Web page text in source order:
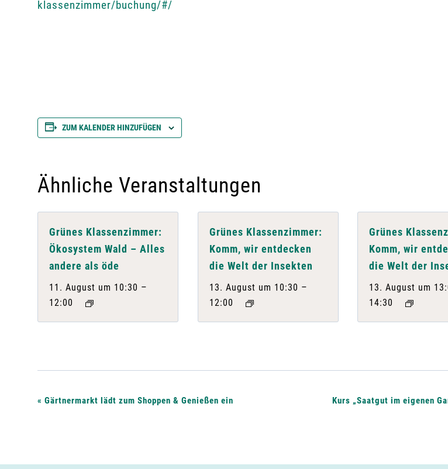
klassenzimmer/buchung/#/
ZUM KALENDER HINZUFÜGEN
Ähnliche Veranstaltungen
Grünes Klassenzimmer:
Ökosystem Wald – Alles
andere als öde
11. August um 10:30 –
12:00
Grünes Klassenzimmer:
Komm, wir entdecken
die Welt der Insekten
13. August um 10:30 –
12:00
Grünes
Komm, wir
die Welt der
13. August um
14:30
V
« Gärtnermarkt lädt zum Shoppen & Genießen ein Kurs „Saatgut im eigenen